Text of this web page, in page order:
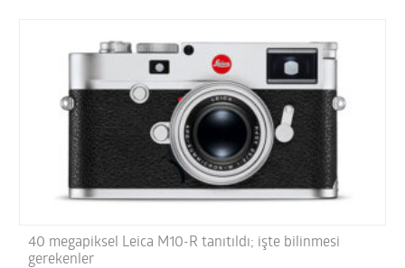
40 megapiksel Leica M10-R tanıtıldı; işte bilinmesi
gerekenler